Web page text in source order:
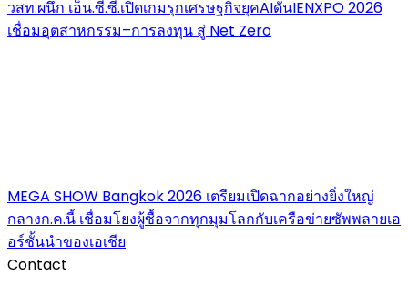
วสท.ผนึก เอ็น.ซี.ซี.เปิดเกมรุกเศรษฐกิจยุคAIดันIENXPO 2026
เชื่อมอุตสาหกรรม–การลงทุน สู่ Net Zero
MEGA SHOW Bangkok 2026 เตรียมเปิดฉากอย่างยิ่งใหญ่
กลางก.ค.นี้ เชื่อมโยงผู้ซื้อจากทุกมุมโลกกับเครือข่ายซัพพลายเอ
อร์ชั้นนำของเอเชีย
Contact